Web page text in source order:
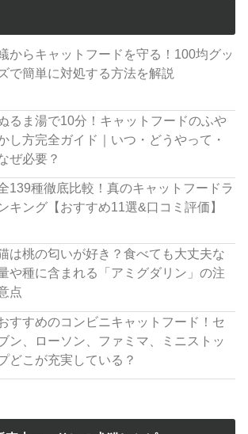
からキャットフードを守る！100均グッ
で簡単に対処する方法を解説
るま湯で10分！キャットフードのふや
し方完全ガイド｜いつ・どうやって・
ぜ必要？
139種徹底比較！真のキャットフードラ
キング【おすすめ11選&口コミ評価】
は桃の匂いが好き？食べても大丈夫な
や種に含まれる「アミグダリン」の注
点
すすめのコンビニキャットフード！セ
ン、ローソン、ファミマ、ミニストッ
どこが充実している？